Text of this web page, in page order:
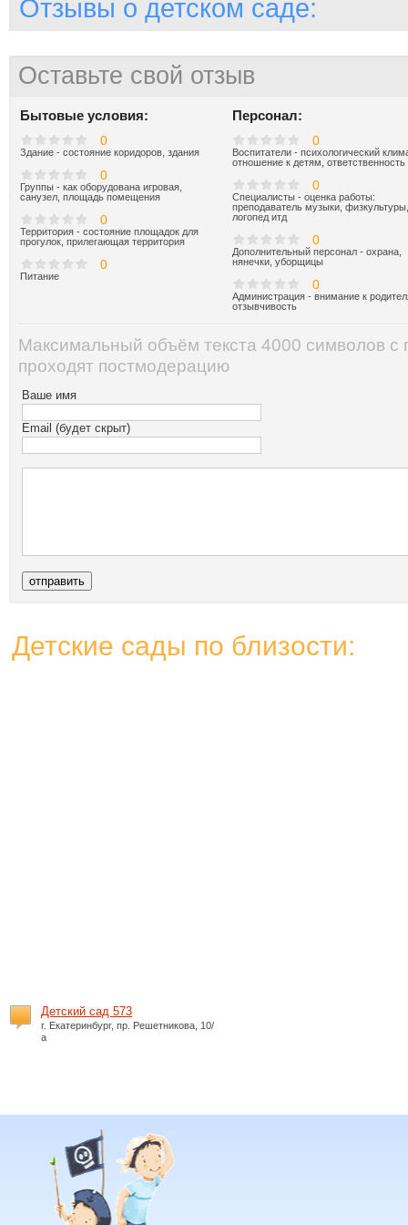
Отзывы о детском саде:
Оставьте свой отзыв
Бытовые условия:
0
Здание - состояние коридоров, здания
0
Группы - как оборудована игровая,
санузел, площадь помещения
0
Территория - состояние площадок для
прогулок, прилегающая территория
0
Питание
Персонал:
0
Воспитатели - психологический
отношение к детям, ответственность
0
Специалисты - оценка работы:
преподаватель музыки, физкультуры,
логопед итд
0
Дополнительный персонал - охрана,
нянечки, уборщицы
0
Администрация - внимание к
отзывчивость
Максимальный объём текста 4000 символов
проходят постмодерацию
Ваше имя
Email (будет скрыт)
Детские сады по близости:
Детский сад 573
г. Екатеринбург, пр. Решетникова, 10/
а